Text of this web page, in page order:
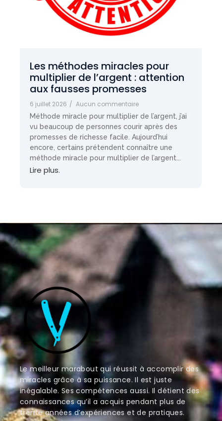
Les méthodes miracles pour
multiplier de l’argent : attention
aux fausses promesses
6 juillet 2026 / Aucun commentaire
Méthode miracle pour multiplier de l’argent, j’ai
vu beaucoup de personnes courir après des
promesses de richesse facile. Aujourd’hui
encore, certains prétendent connaître une
méthode miracle pour multiplier de l’argent...
Lire plus.
Le meilleur marabout qui réussit à accomplir des
miracles grâce à sa puissance. Il est juste
inégalable. Ses compétences aussi. Il détient des
connaissances qu’il a acquis pendant plus de
trente années d’expériences et de pratiques.